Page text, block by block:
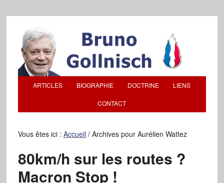
ARTICLES BIOGRAPHIE DOCTRINE LIENS
CONTACT
Vous êtes ici : Accueil /Archives pour Aurélien Wattez
80km/h sur les routes ?
Macron Stop !